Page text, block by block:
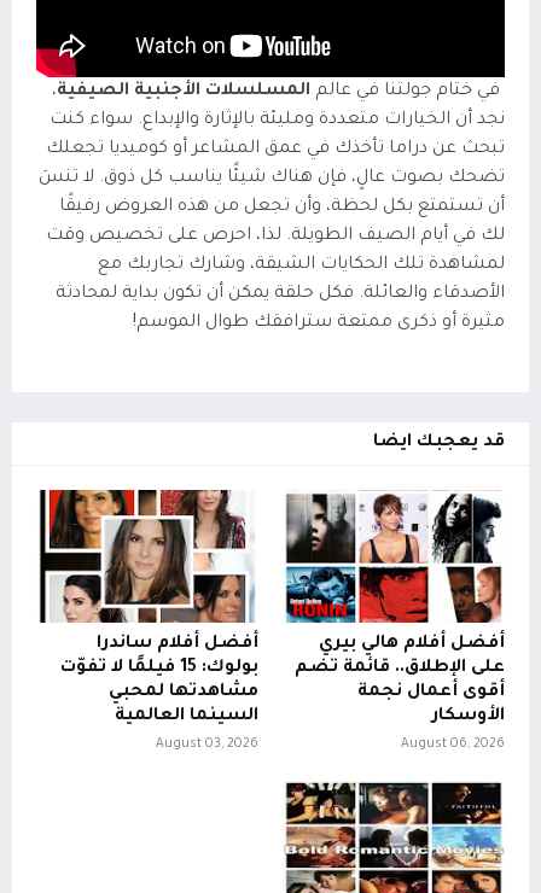
في ختام جولتنا في عالم المسلسلات الأجنبية الصيفية،
نجد أن الخيارات متعددة ومليئة بالإثارة والإبداع. سواء كنت
تبحث عن دراما تأخذك في عمق المشاعر أو كوميديا تجعلك
تضحك بصوت عالٍ، فإن هناك شيئًا يناسب كل ذوق. لا تنسَ
أن تستمتع بكل لحظة، وأن تجعل من هذه العروض رفيقًا
لك في أيام الصيف الطويلة. لذا، احرص على تخصيص وقت
لمشاهدة تلك الحكايات الشيقة، وشارك تجاربك مع
الأصدقاء والعائلة. فكل حلقة يمكن أن تكون بداية لمحادثة
مثيرة أو ذكرى ممتعة سترافقك طوال الموسم!
قد يعجبك ايضا
أفضل أفلام هالي بيري
على الإطلاق.. قائمة تضم
أقوى أعمال نجمة
الأوسكار
August 06, 2026
أفضل أفلام ساندرا
بولوك: 15 فيلمًا لا تفوّت
مشاهدتها لمحبي
السينما العالمية
August 03, 2026